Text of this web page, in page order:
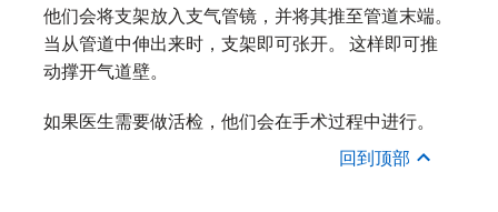
他们会将支架放入支气管镜，并将其推至管道末端。
当从管道中伸出来时，支架即可张开。 这样即可推
动撑开气道壁。
如果医生需要做活检，他们会在手术过程中进行。
回到顶部